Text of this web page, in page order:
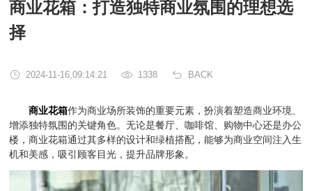
商业花箱：打造独特商业氛围的理想选
择
2024-11-16,09:14:21 1338 BACK
商业花箱作为商业场所装饰的重要元素，扮演着塑造商业环境、
增添独特氛围的关键角色。无论是餐厅、咖啡馆、购物中心还是办公
楼，商业花箱通过其多样的设计和绿植搭配，能够为商业空间注入生
机和美感，吸引顾客目光，提升品牌形象。